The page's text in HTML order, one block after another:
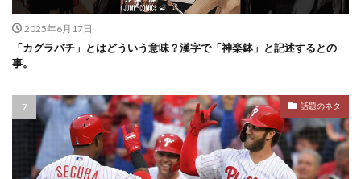
2025年6月17日
「カグラバチ」とはどういう意味？漢字で「神楽鉢」と記述するとの
事。
話題のネタ